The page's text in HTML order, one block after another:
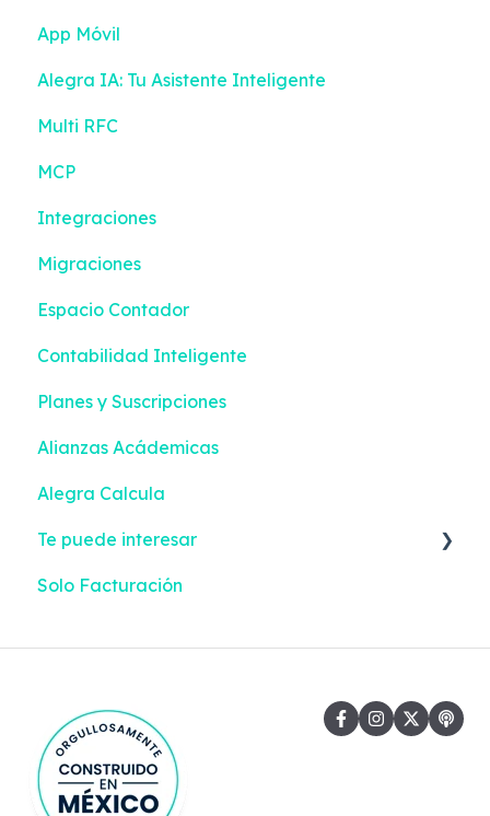
Contactos
Inventario
Bancos
Contabilidad
Reportes Inteligentes
Configuración
Facturación Electrónica
Mis Tareas
Ingresos
Turnos
Gestión de efectivo
Devoluciones
Contactos
Inventario
Compras
Configuración
Facturación Electrónica
App Móvil
Alegra IA: Tu Asistente Inteligente
Multi RFC
MCP
Integraciones
Migraciones
Espacio Contador
Contabilidad Inteligente
Planes y Suscripciones
Alianzas Acádemicas
Alegra Calcula
Te puede interesar
Facturación Electrónica
Solo Facturación